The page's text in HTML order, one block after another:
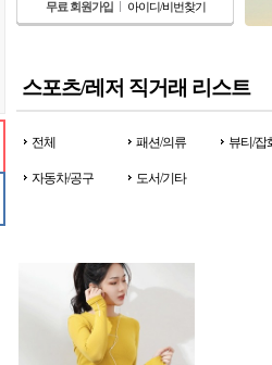
무료 회원가입 아이디/비번찾기
스포츠/레저 직거래 리스트
전체 패션/의류 뷰티/잡
자동차/공구 도서/기타